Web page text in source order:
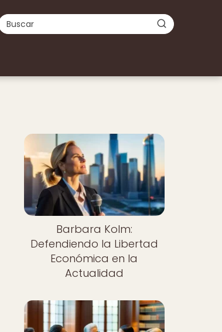
Barbara Kolm:
Defendiendo la Libertad
Económica en la
Actualidad